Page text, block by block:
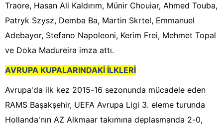
Traore, Hasan Ali Kaldırım, Münir Chouiar, Ahmed Touba,
Patryk Szysz, Demba Ba, Martin Skrtel, Emmanuel
Adebayor, Stefano Napoleoni, Kerim Frei, Mehmet Topal
ve Doka Madureira imza attı.
AVRUPA KUPALARINDAKİ İLKLERİ
Avrupa'da ilk kez 2015-16 sezonunda mücadele eden
RAMS Başakşehir, UEFA Avrupa Ligi 3. eleme turunda
Hollanda'nın AZ Alkmaar takımına deplasmanda 2-0,